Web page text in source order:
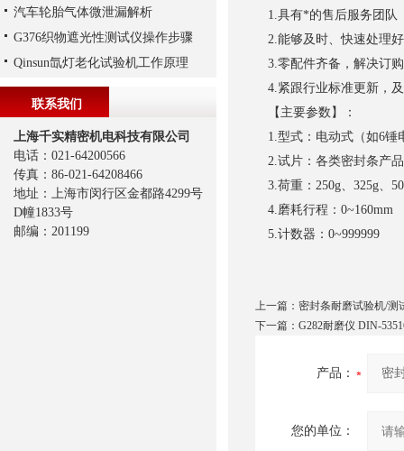
1.具有*的售后服务团队
2.能够及时、快速处理
3.零配件齐备，解决订
4.紧跟行业标准更新，
【主要参数】：
1.型式：电动式（如6锤
2.试片：各类密封条产
3.荷重：250g、325g、
4.磨耗行程：0~160mm
5.计数器：0~999999
上一篇： 密封条耐磨试验机/测
下一篇： G282耐磨仪 DIN-
产品：
您的单位：
汽车轮胎气体微泄漏解析
G376织物遮光性测试仪操作步骤
Qinsun氙灯老化试验机工作原理
联系我们
上海千实精密机电科技有限公司
电话：021-64200566
传真：86-021-64208466
地址：上海市闵行区金都路4299号
D幢1833号
邮编：201199